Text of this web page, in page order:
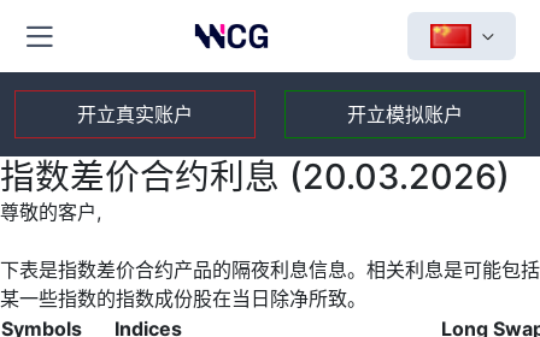
开立真实账户 开立模拟账户
指数差价合约利息 (20.03.2026)
尊敬的客户,
下表是指数差价合约产品的隔夜利息信息。相关利息是可能包括
某一些指数的指数成份股在当日除净所致。
Symbols
Indices
Long